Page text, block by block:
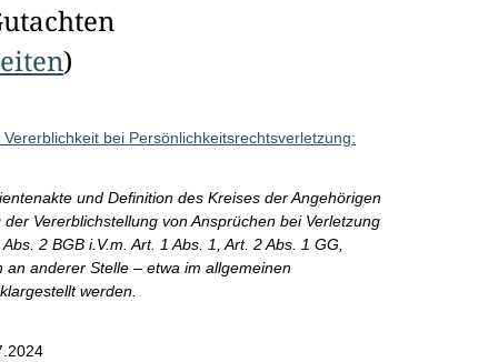
)
bei Persönlichkeitsrechtsverletzung:
und Definition des Kreises der Angehörigen
Vererblichstellung von Ansprüchen bei Verletzung
2 BGB i.V.m. Art. 1 Abs. 1, Art. 2 Abs. 1 GG,
anderer Stelle – etwa im allgemeinen
werden.